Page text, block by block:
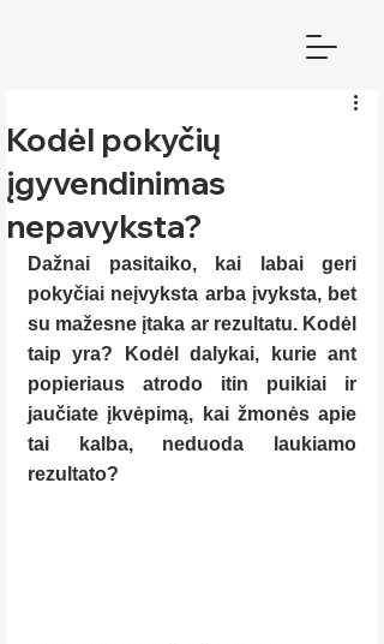
Kodėl pokyčių
įgyvendinimas
nepavyksta?
Dažnai pasitaiko, kai labai geri
pokyčiai neįvyksta arba įvyksta, bet
su mažesne įtaka ar rezultatu. Kodėl
taip yra? Kodėl dalykai, kurie ant
popieriaus atrodo itin puikiai ir
jaučiate įkvėpimą, kai žmonės apie
tai kalba, neduoda laukiamo
rezultato?